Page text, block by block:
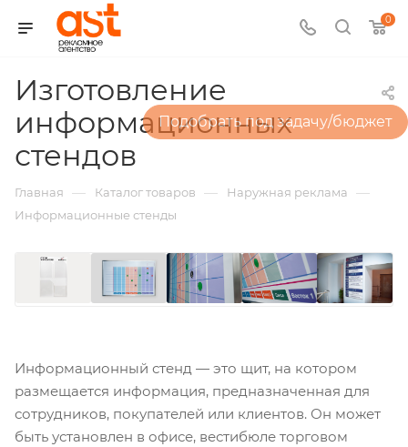
0
Подобрать под задачу/бюджет
Изготовление
информационных
стендов
Главная — Каталог товаров — Наружная реклама —
Информационные стенды
Информационный стенд — это щит, на котором
размещается информация, предназначенная для
сотрудников, покупателей или клиентов. Он может
быть установлен в офисе, вестибюле торговом